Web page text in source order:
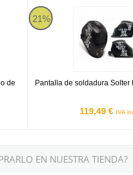
de
de visión Solter HELLMET
21%
Pantalla de soldadura Solter
119,49 € IVA
Pantalla de soldadura
EN NUESTRA TIENDA?